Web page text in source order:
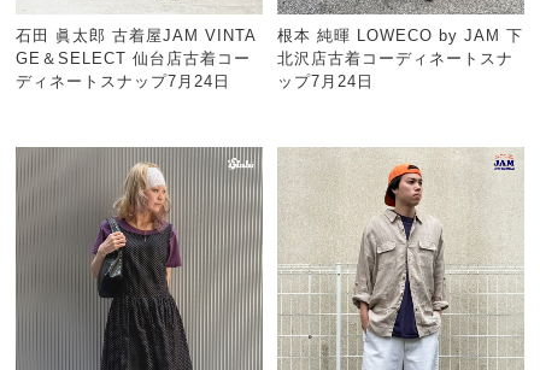
石田 眞太郎 古着屋JAM VINTA
GE＆SELECT 仙台店古着コー
ディネートスナップ7月24日
根本 純暉 LOWECO by JAM 下
北沢店古着コーディネートスナ
ップ7月24日